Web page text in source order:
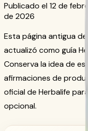
Publicado el 12 de
de 2026
Esta página antigua
actualizó como guía
Conserva la idea de
afirmaciones de
oficial de Herbalife
opcional.